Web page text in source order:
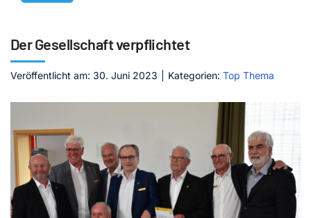
Service
Mediathek
Jetzt abonnieren
Kontakt
Der Gesellschaft verpflichtet
Veröffentlicht am: 30. Juni 2023 Kategorien: Top Thema